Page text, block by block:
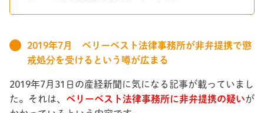
2019年7月 ベリーベスト法律事務所が非弁提携で懲
戒処分を受けるという噂が広まる
2019年7月31日の産経新聞に気になる記事が載っていまし
た。それは、 ベリーベスト法律事務所に非弁提携の疑いが